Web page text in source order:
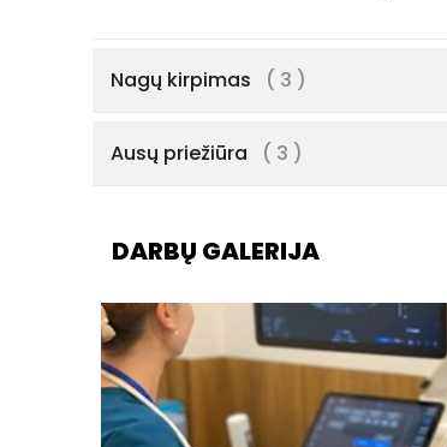
Nagų kirpimas ( 3 )
Ausų priežiūra ( 3 )
DARBŲ GALERIJA